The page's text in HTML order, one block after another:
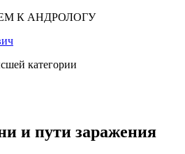
К АНДРОЛОГУ
категории
и пути заражения